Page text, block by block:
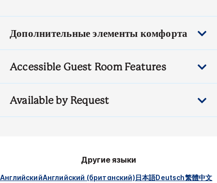
Дополнительные элементы комфорта
Accessible Guest Room Features
Available by Request
Другие языки
АнглийскийАнглийский (британский)日本語Deutsch繁體中文